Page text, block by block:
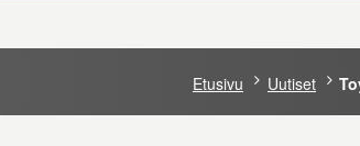
Etusivu Uutiset